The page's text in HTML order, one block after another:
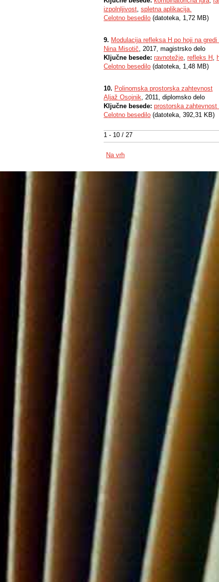
1 - 10 / 27
izpolnljivost, spletna aplikacija.
Celotno besedilo (datoteka, 1,72 MB)
9. Modulacija refleksa H po hoji na
Nina Misotič, 2017, magistrsko delo
Ključne besede: ravnotežje, refleks H ,
Celotno besedilo (datoteka, 1,48 MB)
10. Polinomska prostorska zahtevnost
Aljaž Osojnik, 2011, diplomsko delo
Ključne besede: prostorska zahtevnost
Celotno besedilo (datoteka, 392,31 KB)
Na vrh